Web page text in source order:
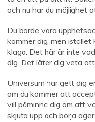
och nu har du möjlighet
Du borde vara
kommer dig, men istället
klaga. Det här är inte
dig. Det låter dig veta
Universum har gett dig
om du kommer att
vill påminna dig om att
skjuta upp och börja